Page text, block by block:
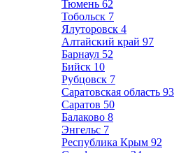
Тюмень 62
Тобольск 7
Ялуторовск 4
Алтайский край 97
Барнаул 52
Бийск 10
Рубцовск 7
Саратовская область 93
Саратов 50
Балаково 8
Энгельс 7
Республика Крым 92